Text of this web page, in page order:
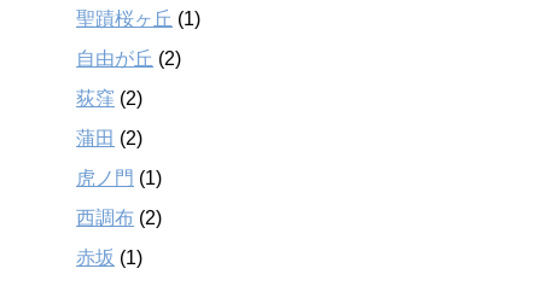
聖蹟桜ヶ丘 (1)
自由が丘 (2)
荻窪 (2)
蒲田 (2)
虎ノ門 (1)
西調布 (2)
赤坂 (1)